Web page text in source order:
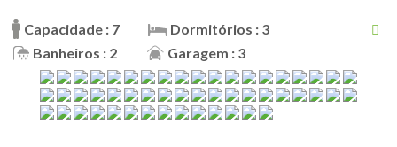
Capacidade : 7
Dormitórios : 3
Banheiros : 2
Garagem : 3